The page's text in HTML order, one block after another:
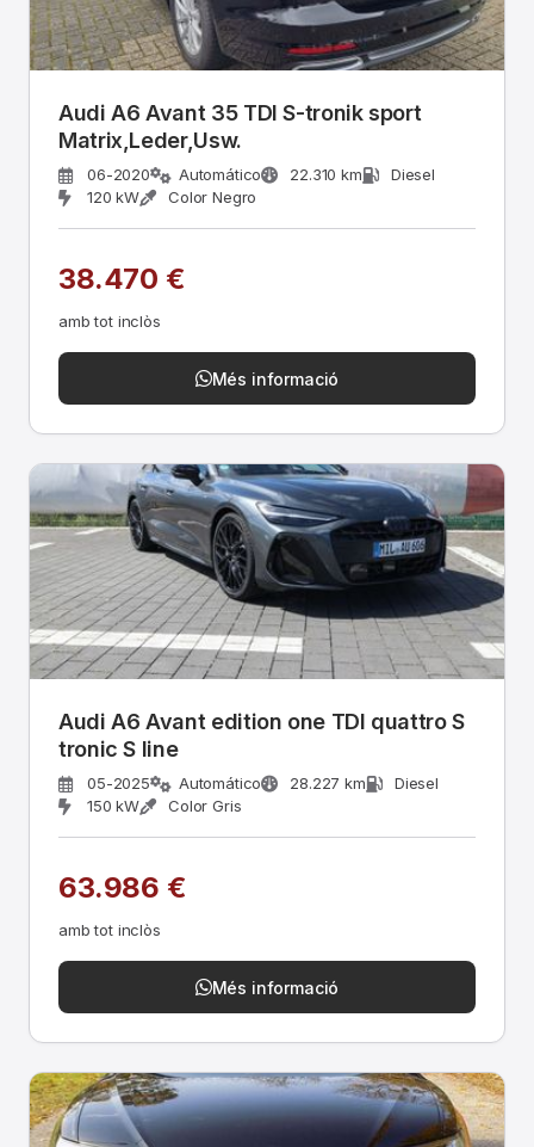
Audi A6 Avant 35 TDI S-tronik sport
Matrix,Leder,Usw.
06-2020 Automático 22.310 km
Diesel
120 kW
Color Negro
38.470 €
amb tot inclòs
Més informació
Audi A6 Avant edition one TDI quattro S
tronic S line
05-2025 Automático 28.227 km
Diesel
150 kW
Color Gris
63.986 €
amb tot inclòs
Més informació